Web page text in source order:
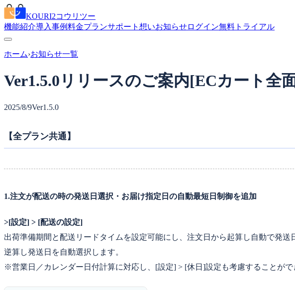
KOURI2コウリツー
機能紹介導入事例料金プランサポート 想いお知らせログイン無料トライアル
ホーム›お知らせ一覧
Ver1.5.0リリースのご案内[ECカート全
2025/8/9Ver1.5.0
【全プラン共通】
1.注文が配送の時の発送日選択・お届け指定日の自動最短日制御を追加
>[設定] > [配送の設定]
出荷準備期間と配送リードタイムを設定可能にし、注文日から起算し自動で発
逆算し発送日を自動選択します。
※営業日／カレンダー日付計算に対応し、[設定] > [休日]設定も考慮することがで